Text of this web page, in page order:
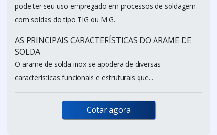
pode ter seu uso empregado em processos de soldagem
com soldas do tipo TIG ou MIG.
AS PRINCIPAIS CARACTERÍSTICAS DO ARAME DE
SOLDA
O arame de solda inox se apodera de diversas
características funcionais e estruturais que...
Cotar agora